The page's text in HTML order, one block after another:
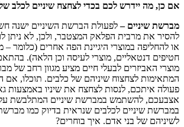
אם כן, מה יידרש לכם בכדי לצחצח שיניים לכלב
מברשת שיניים –לפעולת הברשת השיניים ישנה
להסיר את מרבית הפלאק המצטבר, ולכן, לא ניתן
או להחליפה במוצרי היגיינת הפה אחרים (כלומר –
חטיפים דנטאליים, מוצרי לעיסה וכן הלאה).
מוצרי האביזרים לבעלי חיים מציע מגוון רחב של
המתאימות לצחצוח שיניהם של כלבים. תוכלו,
פעולה איתכם, לנסות לצחצח את שיניו באמצעות
אצבעכם, להשתמש במברשת שיניים המתלבשת
במברשת שיניים לכלבים שנראית בדיוק כמו
לשיניהם של בני אדם. איך בוחרים?